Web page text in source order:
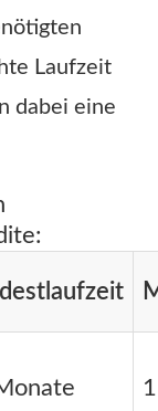
Laufzeit
dabei eine